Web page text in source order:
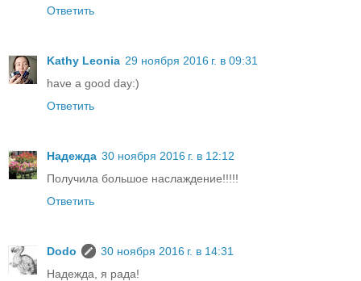
Ответить
Kathy Leonia 29 ноября 2016 г. в 09:31
have a good day:)
Ответить
Надежда 30 ноября 2016 г. в 12:12
Получила большое наслаждение!!!!!
Ответить
Dodo
30 ноября 2016 г. в 14:31
Надежда, я рада!